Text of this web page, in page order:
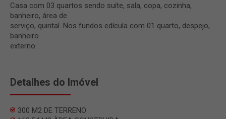
Casa com 03 quartos sendo suíte, sala, copa, cozinha,
banheiro, área de
serviço, quintal. Nos fundos edícula com 01 quarto, despejo,
banheiro
externo.
Detalhes do Imóvel
300 M2 DE TERRENO